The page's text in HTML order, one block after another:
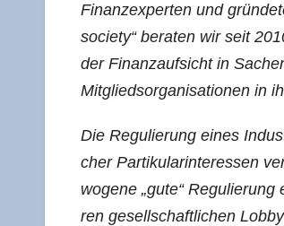
Finanz­ex­per­ten und
socie­ty“ bera­ten wir seit
der Finanz­auf­sicht in
Mit­glieds­or­ga­ni­sa­tio­nen in
Die Regu­lie­rung eines
cher Par­ti­ku­lar­in­ter­es­sen
wo­ge­ne „gute“
ren gesell­schaft­li­chen